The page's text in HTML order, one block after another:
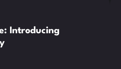
Introducing